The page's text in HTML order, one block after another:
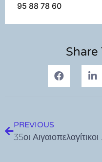
95 88 78 60
Share
PREVIOUS
35οι